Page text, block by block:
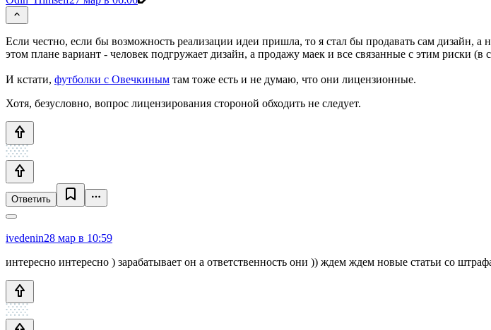
Если честно, если бы возможность реализации идеи пришла, то я стал бы продавать сам дизайн,
этом плане вариант - человек подгружает дизайн, а продажу маек и все связанные с этим риски (в
И кстати, футболки с Овечкиным там тоже есть и не думаю, что они лицензионные.
Хотя, безусловно, вопрос лицензирования стороной обходить не следует.
Ответить
ivedenin28 мар в 10:59
интересно интересно ) зарабатывает он а ответственность они )) ждем ждем новые статьи со